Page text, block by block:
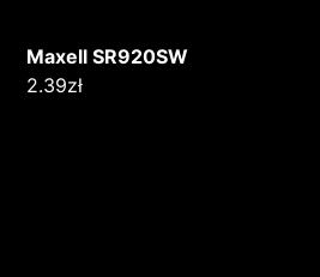
Maxell SR920SW
2.39zł